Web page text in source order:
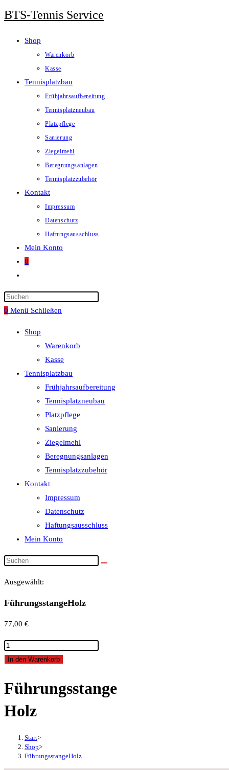
Zum
springen
BTS-Tennis Service
Shop
Warenkorb
Kasse
Tennisplatzbau
Frühjahrsaufbereitung
Tennisplatzneubau
Platzpflege
Sanierung
Ziegelmehl
Beregnungsanlagen
Tennisplatzzubehör
Kontakt
Impressum
Datenschutz
Haftungsausschluss
Mein Konto
0
umschalten
0 Menü Schließen
Shop
Warenkorb
Kasse
Tennisplatzbau
Frühjahrsaufbereitung
Tennisplatzneubau
Platzpflege
Sanierung
Ziegelmehl
Beregnungsanlagen
Tennisplatzzubehör
Kontakt
Impressum
Datenschutz
Haftungsausschluss
Mein Konto
Ausgewählt:
FührungsstangeHolz
77,00 €
FührungsstangeHolz
Menge
In den Warenkorb
Führungsstange
Holz
Start>
Shop>
FührungsstangeHolz